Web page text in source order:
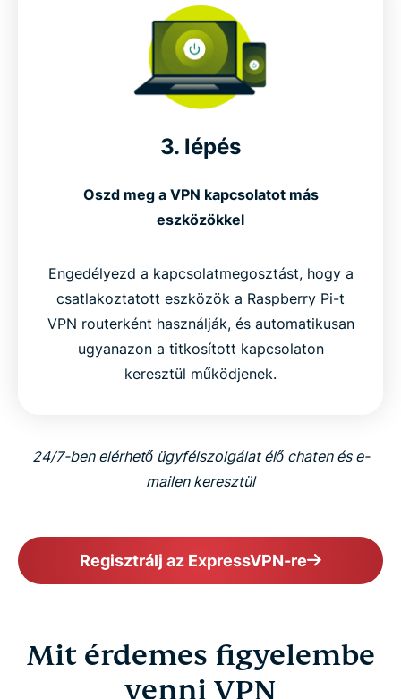
3. lépés
Oszd meg a VPN kapcsolatot más
eszközökkel
Engedélyezd a kapcsolatmegosztást, hogy a
csatlakoztatott eszközök a Raspberry Pi-t
VPN routerként használják, és automatikusan
ugyanazon a titkosított kapcsolaton
keresztül működjenek.
24/7-ben elérhető ügyfélszolgálat élő chaten és e-
mailen keresztül
Regisztrálj az ExpressVPN-re
Mit érdemes figyelembe
venni VPN